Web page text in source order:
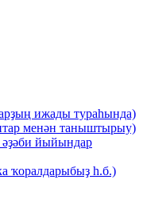
ижады тураһында)
менән таныштырыу)
әҙәби йыйындар
ҡоралдарыбыҙ һ.б.)